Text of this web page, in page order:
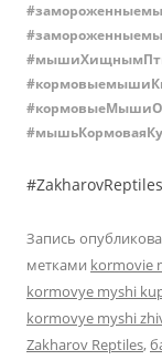
#ZakharovReptiles
Запись
метками kormovie
kormovye myshi
kormovye myshi
Zakharov Reptiles,